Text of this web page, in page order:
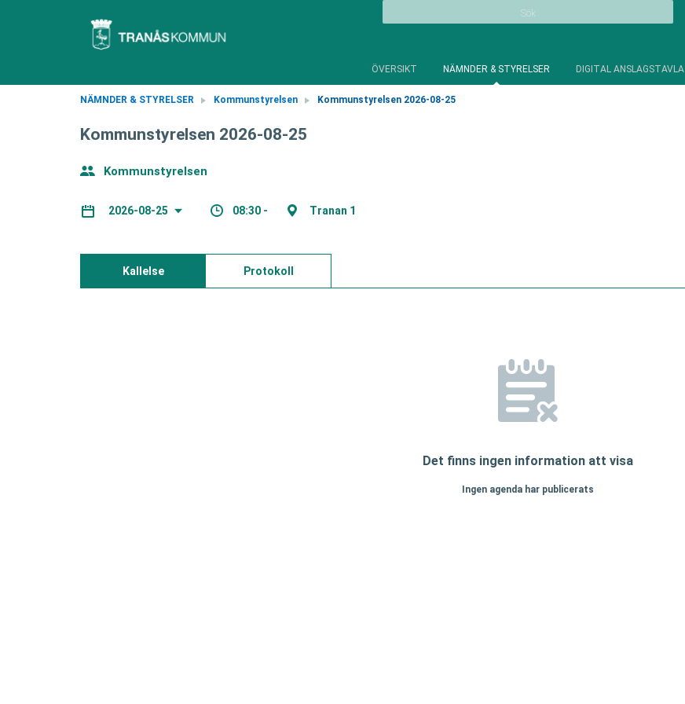
Sök
ÖVERSIKT NÄMNDER & STYRELSER DIGITAL ANSLAGSTAVLA
NÄMNDER & STYRELSER Kommunstyrelsen Kommunstyrelsen 2026-08-25
Kommunstyrelsen 2026-08-25
Kommunstyrelsen
2026-08-25 08:30 - Tranan 1
Kallelse Protokoll
Det finns ingen information att visa
Ingen agenda har publicerats